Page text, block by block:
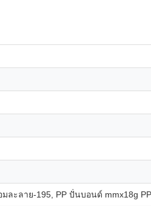
ะลาย-195, PP ปั่นบอนด์ mmx18g